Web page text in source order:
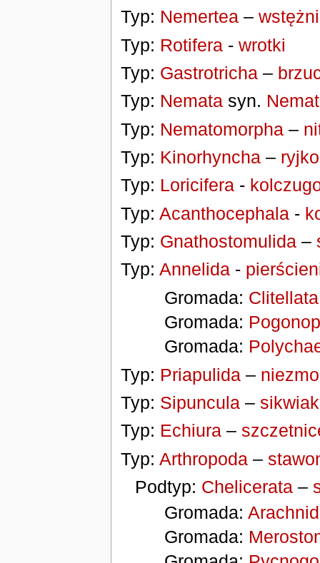
Typ: Nemertea–
Typ: Rotifera- wrotki
Typ: Gastrotricha–
Typ: Nematasyn.
Typ: Nematomorpha–
Typ: Kinorhyncha–
Typ: Loricifera-
Typ: Acanthocephala-
Typ: Gnathostomulida–
Typ: Annelida-
Gromada: Clitellata
Gromada:
Gromada:
Typ: Priapulida–
Typ: Sipuncula–
Typ: Echiura–
Typ: Arthropoda–
Podtyp: Chelicerata–
Gromada:
Gromada: